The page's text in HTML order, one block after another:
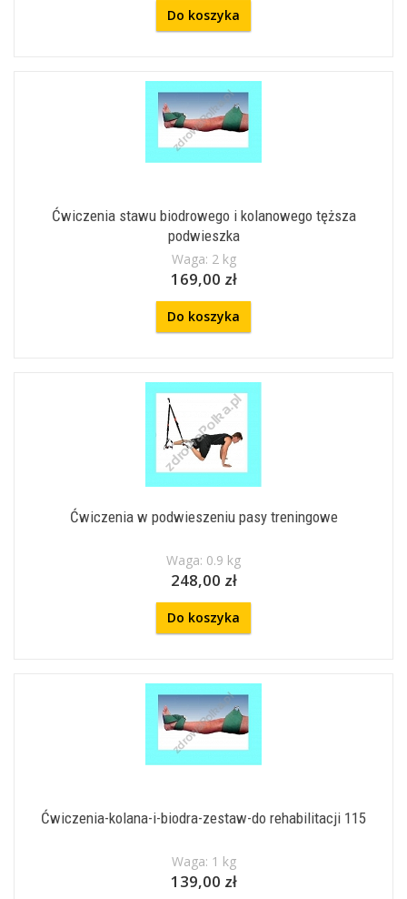
Do koszyka
Ćwiczenia stawu biodrowego i kolanowego tęższa
podwieszka
Waga: 2 kg
169,00 zł
Do koszyka
Ćwiczenia w podwieszeniu pasy treningowe
Waga: 0.9 kg
248,00 zł
Do koszyka
Ćwiczenia-kolana-i-biodra-zestaw-do rehabilitacji 115
Waga: 1 kg
139,00 zł